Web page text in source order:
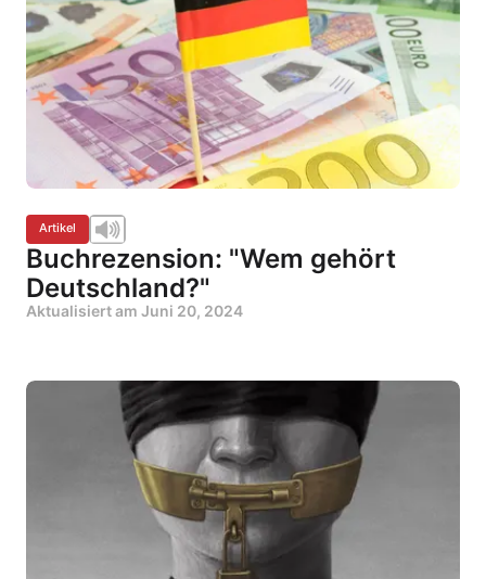
Artikel
Buchrezension: "Wem gehört
Deutschland?"
Aktualisiert am Juni 20, 2024